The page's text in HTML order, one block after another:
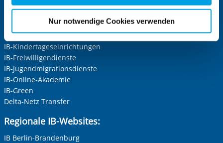
für die Zukunft widerrufen. Bitte beachten Sie: Ihre
Cookies, die erforderlich zur Bereitstellung der von Ihnen
aufgerufenen und somit gewünschten Website-
Funktionen sind. Diese Cookies setzen wir aufgrund
berechtigter Interessen und daher unabhängig von einer
Einwilligung.
Nur notwendige Cookies verwenden
Keine Angabe
Frau
Herr
Neutrale Anrede
Unternehmen
Nachname, Vorname *
Die Internationale Arbeit des IB
IB-Personalentwicklung
IB-Schulen
IB-Kindertageseinrichtungen
IB-Freiwilligendienste
IB-Jugendmigrationsdienste
IB-Online-Akademie
IB-Green
Delta-Netz Transfer
Regionale IB-Websites:
IB Berlin-Brandenburg